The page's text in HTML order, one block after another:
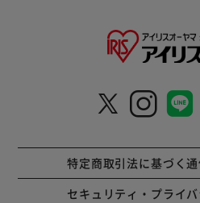
特定商取引法に基づく
セキュリティ・プライ